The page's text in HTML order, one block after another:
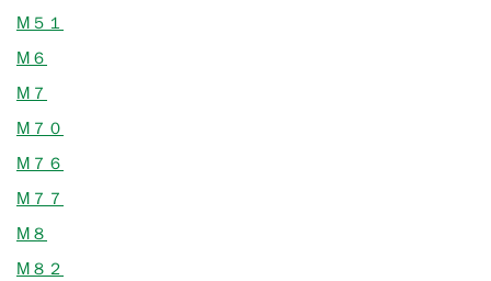
M５１
M６
M７
M７０
M７６
M７７
M８
M８２